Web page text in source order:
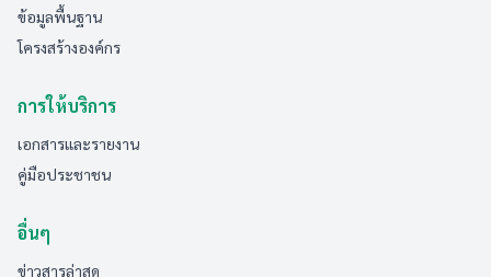
ข้อมูลพื้นฐาน
โครงสร้างองค์กร
การให้บริการ
เอกสารและรายงาน
คู่มือประชาชน
อื่นๆ
ข่าวสารล่าสุด